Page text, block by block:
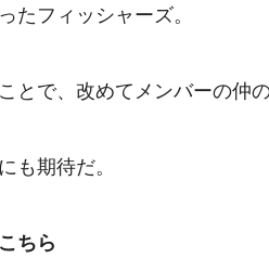
たフィッシャーズ。
とで、改めてメンバーの仲
も期待だ。
ちら